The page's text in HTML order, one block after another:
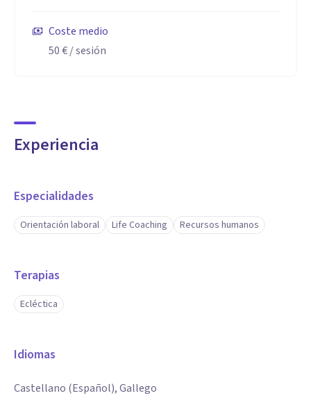
Coste medio
50 €/ sesión
Experiencia
Especialidades
Orientación laboral Life Coaching Recursos humanos
Terapias
Ecléctica
Idiomas
Castellano (Español), Gallego